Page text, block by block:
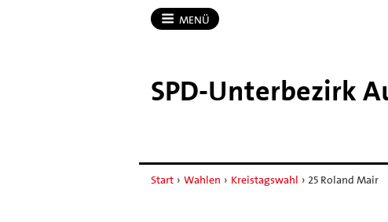
MENÜ
SPD-​Unterbezirk
Start › Wahlen › Kreistagswahl › 25 Roland Mair